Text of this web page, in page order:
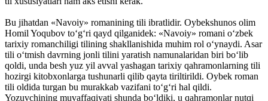
Bu jihatdan «Navoiy» romanining tili ibratlidir. Oybekshunos olim
Homil Yoqubov to‘g‘ri qayd qilganidek: «Navoiy» romani o‘zbek
tarixiy romanchiligi tilining shakllanishida muhim rol o‘ynaydi. Asar
tili o‘tmish davrning jonli tilini yaratish namunalaridan biri bo‘lib
qoldi, unda besh yuz yil avval yashagan tarixiy qahramonlarning tili
hozirgi kitobxonlarga tushunarli qilib qayta tiriltirildi. Oybek roman
tili oldida turgan bu murakkab vazifani to‘g‘ri hal qildi.
Yozuvchining muvaffaqiyati shunda bo‘ldiki, u qahramonlar nutqi